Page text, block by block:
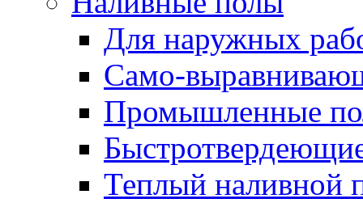
Для наружных
Само-
Промышленные
Теплый наливной